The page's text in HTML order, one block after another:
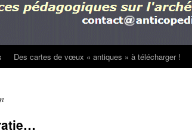
Des cartes de vœux « antiques » à télécharger !